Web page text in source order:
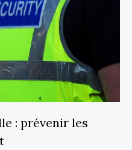
: prévenir les